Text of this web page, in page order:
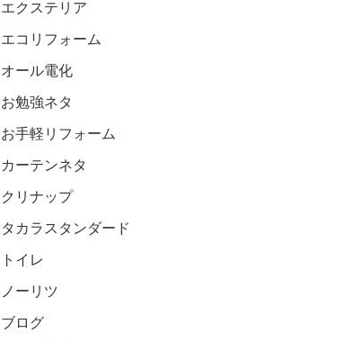
エクステリア
エコリフォーム
オール電化
お勉強ネタ
お手軽リフォーム
カーテンネタ
クリナップ
タカラスタンダード
トイレ
ノーリツ
ブログ